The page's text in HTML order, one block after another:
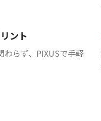
ント
らず、PIXUSで手軽